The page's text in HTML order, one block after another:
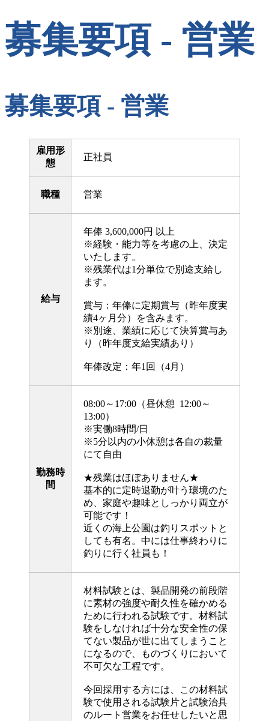
募集要項 - 営業
募集要項 - 営業
雇用形
態
正社員
職種 営業
給与
年俸 3,600,000円 以上
※経験・能力等を考慮の上、決定
いたします。
※残業代は1分単位で別途支給し
ます。
賞与：年俸に定期賞与（昨年度実
績4ヶ月分）を含みます。
※別途、業績に応じて決算賞与あ
り（昨年度支給実績あり）
年俸改定：年1回（4月）
勤務時
間
08:00～17:00（昼休憩 12:00～
13:00）
※実働8時間/日
※5分以内の小休憩は各自の裁量
にて自由
★残業はほぼありません★
基本的に定時退勤が叶う環境のた
め、家庭や趣味としっかり両立が
可能です！
近くの海上公園は釣りスポットと
しても有名。中には仕事終わりに
釣りに行く社員も！
材料試験とは、製品開発の前段階
に素材の強度や耐久性を確かめる
ために行われる試験です。材料試
験をしなければ十分な安全性の保
てない製品が世に出てしまうこと
になるので、ものづくりにおいて
不可欠な工程です。
今回採用する方には、この材料試
験で使用される試験片と試験治具
のルート営業をお任せしたいと思